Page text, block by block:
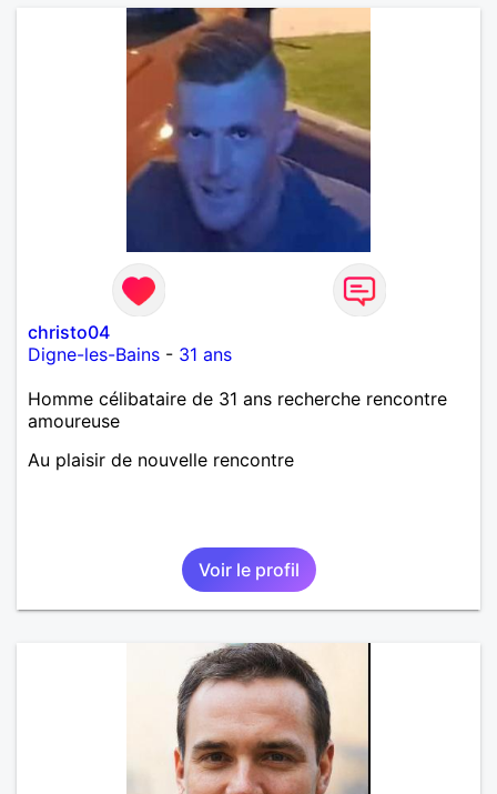
christo04
Digne-les-Bains - 31 ans
Homme célibataire de 31 ans recherche rencontre
amoureuse
Au plaisir de nouvelle rencontre
Voir le profil